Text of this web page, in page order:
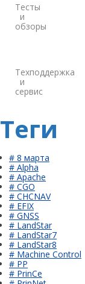
Тесты
и
обзоры
Техподдержка
и
сервис
Теги
# 8 марта
# Alpha
# Apache
# CGO
# CHCNAV
# EFIX
# GNSS
# LandStar
# LandStar7
# LandStar8
# Machine Control
# PP
# PrinCe